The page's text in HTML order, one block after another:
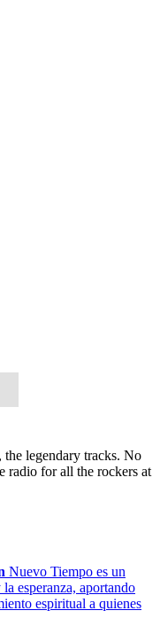
legendary tracks. No
radio for all the rockers at
Nuevo Tiempo es un
esperanza, aportando
espiritual a quienes